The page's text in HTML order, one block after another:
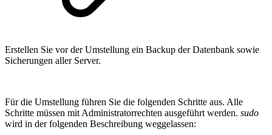
Erstellen Sie vor der Umstellung ein Backup der Datenbank sowie
Sicherungen aller Server.
Für die Umstellung führen Sie die folgenden Schritte aus. Alle
Schritte müssen mit Administratorrechten ausgeführt werden. sudo
wird in der folgenden Beschreibung weggelassen: